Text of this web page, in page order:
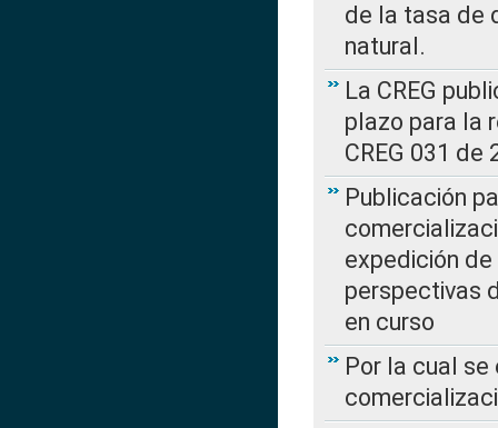
de la tasa de
natural.
La CREG
plazo para la
CREG 031 de
Publicación
expedición de
perspectivas
en curso
Por la cual